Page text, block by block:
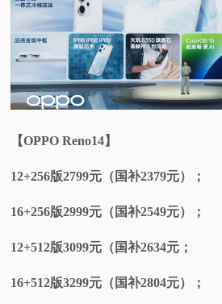
【OPPO Reno14】
12+256版2799元（国补2379元）；
16+256版2999元（国补2549元）；
12+512版3099元（国补2634元；
16+512版3299元（国补2804元）；